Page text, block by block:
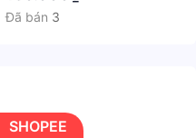
Đã bán 3
SHOPEE